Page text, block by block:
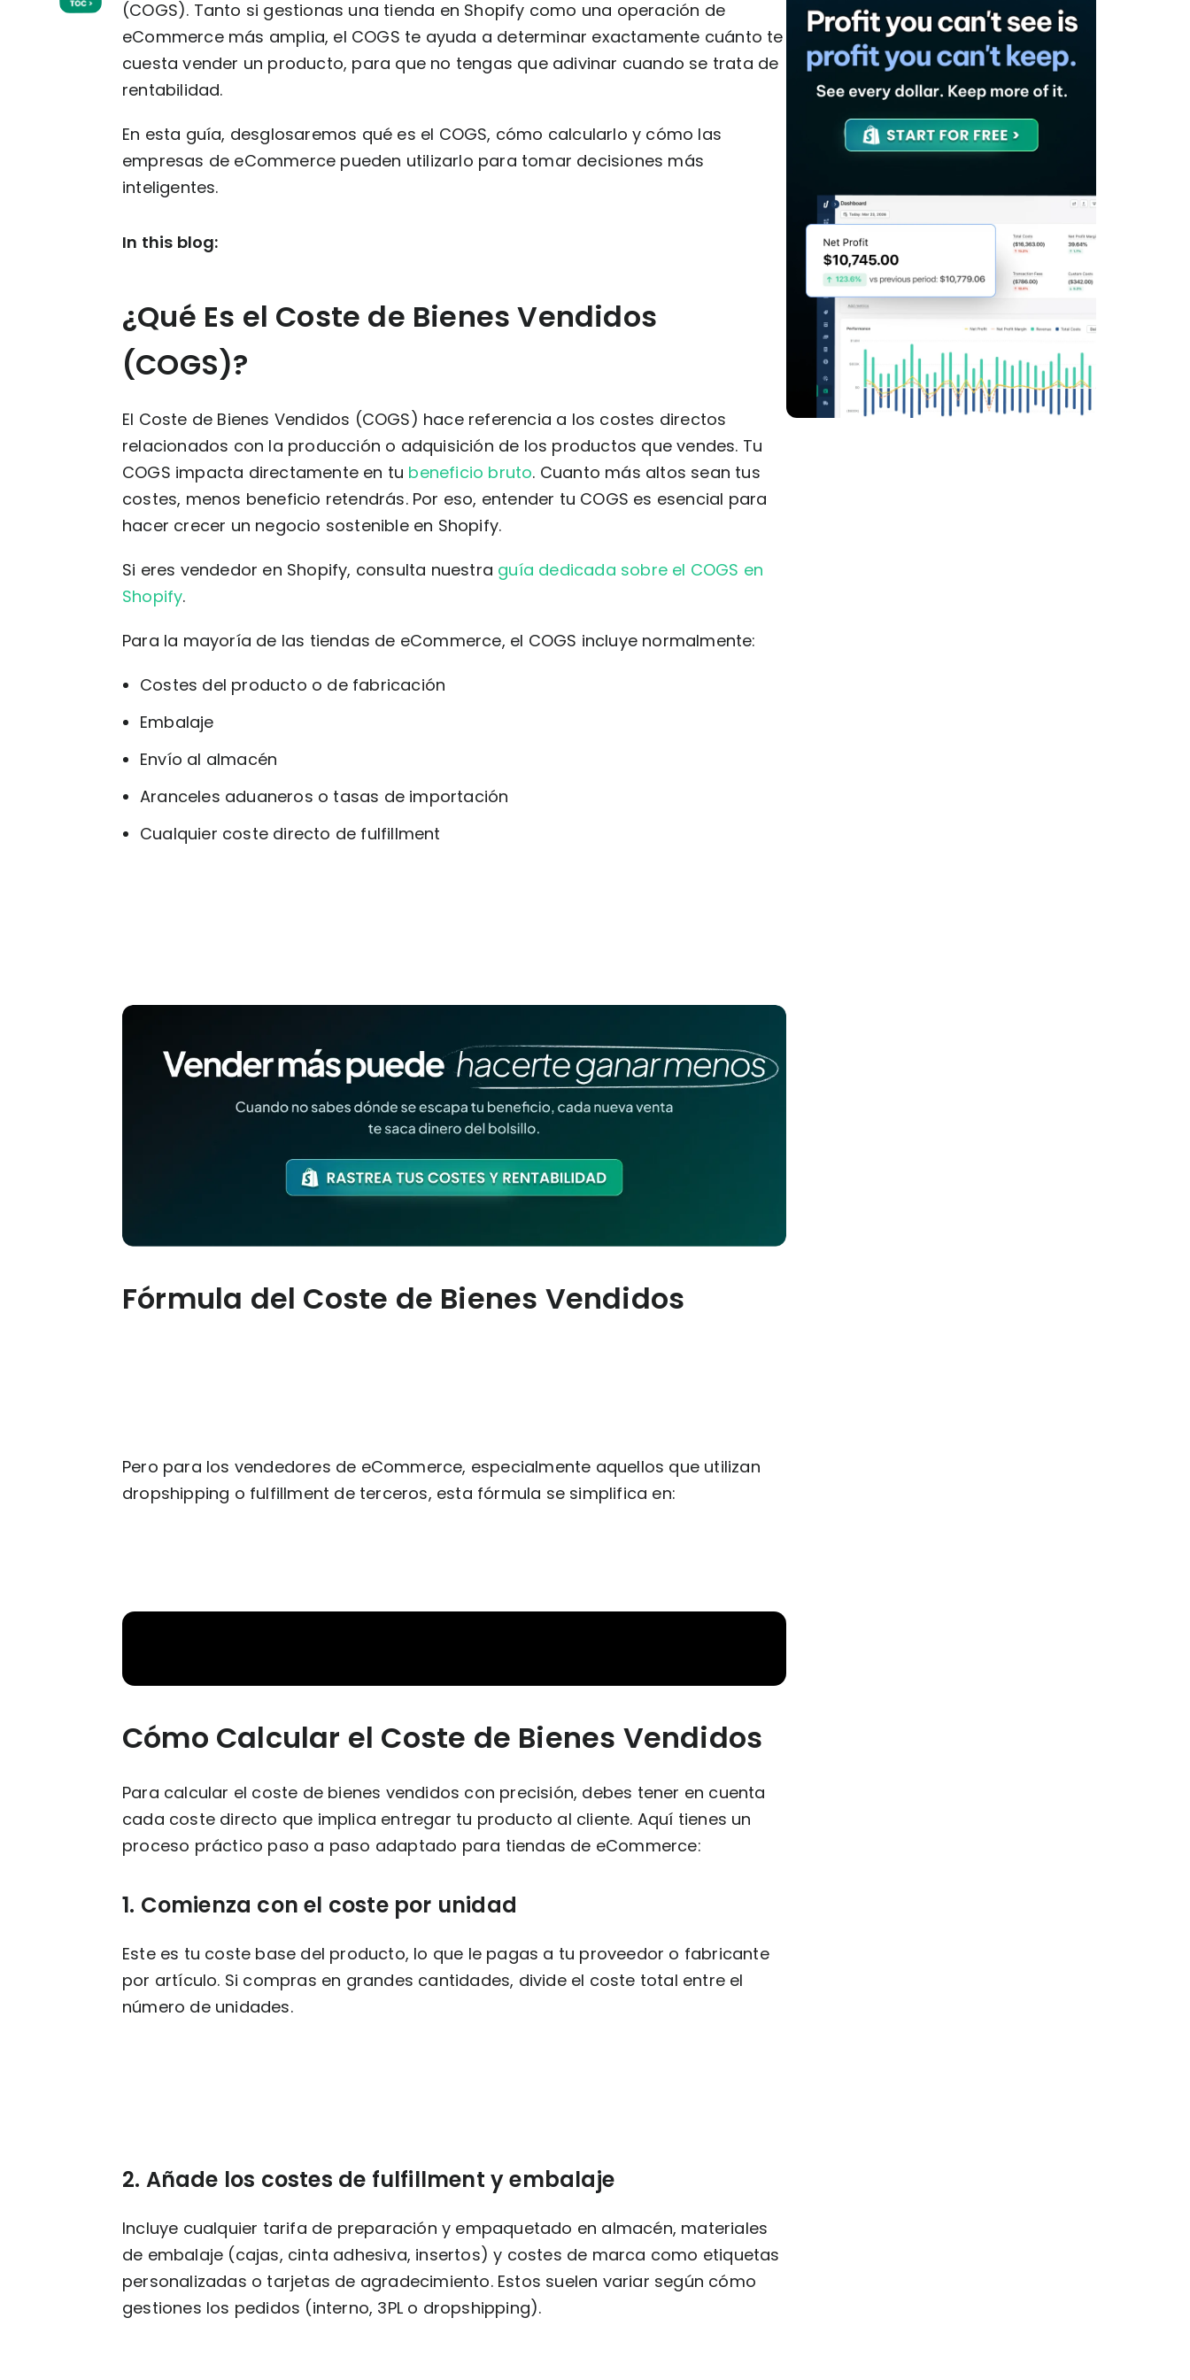
(COGS). Tanto si gestionas una tienda en Shopify como una operación de
eCommerce más amplia, el COGS te ayuda a determinar exactamente cuánto te
cuesta vender un producto, para que no tengas que adivinar cuando se trata de
rentabilidad.
En esta guía, desglosaremos qué es el COGS, cómo calcularlo y cómo las
empresas de eCommerce pueden utilizarlo para tomar decisiones más
inteligentes.
In this blog:
¿Qué Es el Coste de Bienes Vendidos
(COGS)?
El Coste de Bienes Vendidos (COGS) hace referencia a los costes directos
relacionados con la producción o adquisición de los productos que vendes. Tu
COGS impacta directamente en tu beneficio bruto. Cuanto más altos sean tus
costes, menos beneficio retendrás. Por eso, entender tu COGS es esencial para
hacer crecer un negocio sostenible en Shopify.
Si eres vendedor en Shopify, consulta nuestra guía dedicada sobre el COGS en
Shopify.
Para la mayoría de las tiendas de eCommerce, el COGS incluye normalmente:
Costes del producto o de fabricación
Embalaje
Envío al almacén
Aranceles aduaneros o tasas de importación
Cualquier coste directo de fulfillment
Fórmula del Coste de Bienes Vendidos
Pero para los vendedores de eCommerce, especialmente aquellos que utilizan
dropshipping o fulfillment de terceros, esta fórmula se simplifica en:
Cómo Calcular el Coste de Bienes Vendidos
Para calcular el coste de bienes vendidos con precisión, debes tener en cuenta
cada coste directo que implica entregar tu producto al cliente. Aquí tienes un
proceso práctico paso a paso adaptado para tiendas de eCommerce:
1. Comienza con el coste por unidad
Este es tu coste base del producto, lo que le pagas a tu proveedor o fabricante
por artículo. Si compras en grandes cantidades, divide el coste total entre el
número de unidades.
2. Añade los costes de fulfillment y embalaje
Incluye cualquier tarifa de preparación y empaquetado en almacén, materiales
de embalaje (cajas, cinta adhesiva, insertos) y costes de marca como etiquetas
personalizadas o tarjetas de agradecimiento. Estos suelen variar según cómo
gestiones los pedidos (interno, 3PL o dropshipping).